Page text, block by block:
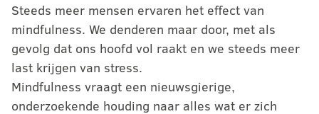
Steeds meer mensen ervaren het effect van
mindfulness. We denderen maar door, met als
gevolg dat ons hoofd vol raakt en we steeds meer
last krijgen van stress.
Mindfulness vraagt een nieuwsgierige,
onderzoekende houding naar alles wat er zich